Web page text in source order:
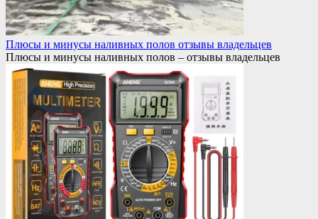
Плюсы и минусы наливных полов отзывы владельцев
Плюсы и минусы наливных полов – отзывы владельцев